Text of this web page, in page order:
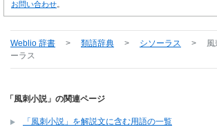
お問い合わせ
Weblio 辞書 > 類語辞典 > シソーラス > 風
ーラス
「風刺小説」の関連ページ
「風刺小説」を解説文に含む用語の一覧